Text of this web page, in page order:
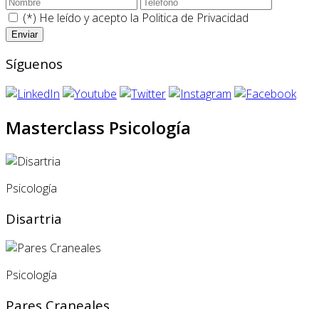
(*) He leído y acepto la Politica de Privacidad
Síguenos
Masterclass Psicología
Psicología
Disartria
Psicología
Pares Craneales